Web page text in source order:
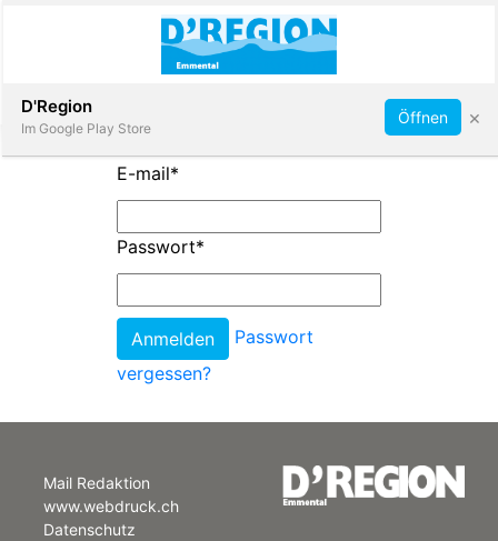
App
Abonnieren
E-mail*
Passwort*
Passwort
vergessen?
Mail Redaktion
www.webdruck.ch
Datenschutz
D'Region
Im Google Play Store
Öffnen ×